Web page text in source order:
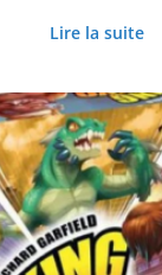
Lire la suite